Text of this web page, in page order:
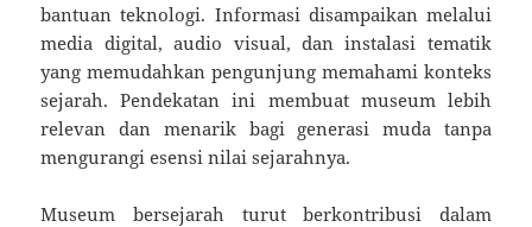
bantuan teknologi. Informasi disampaikan melalui
media digital, audio visual, dan instalasi tematik
yang memudahkan pengunjung memahami konteks
sejarah. Pendekatan ini membuat museum lebih
relevan dan menarik bagi generasi muda tanpa
mengurangi esensi nilai sejarahnya.
Museum bersejarah turut berkontribusi dalam